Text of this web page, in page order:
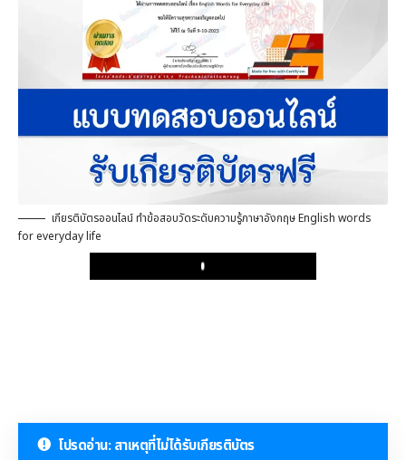
เกียรติบัตรออนไลน์ ทำข้อสอบวัดระดับความรู้ภาษาอังกฤษ English words
for everyday life
Play
โปรดอ่าน: สาเหตุที่ไม่ได้รับเกียรติบัตร